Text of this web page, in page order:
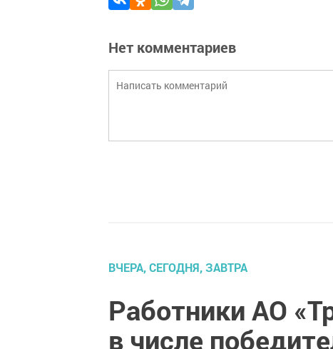
Нет комментариев
ВЧЕРА, СЕГОДНЯ, ЗАВТРА
Работники АО
в числе